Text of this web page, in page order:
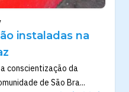
instaladas na
conscientização da
de São Bra...